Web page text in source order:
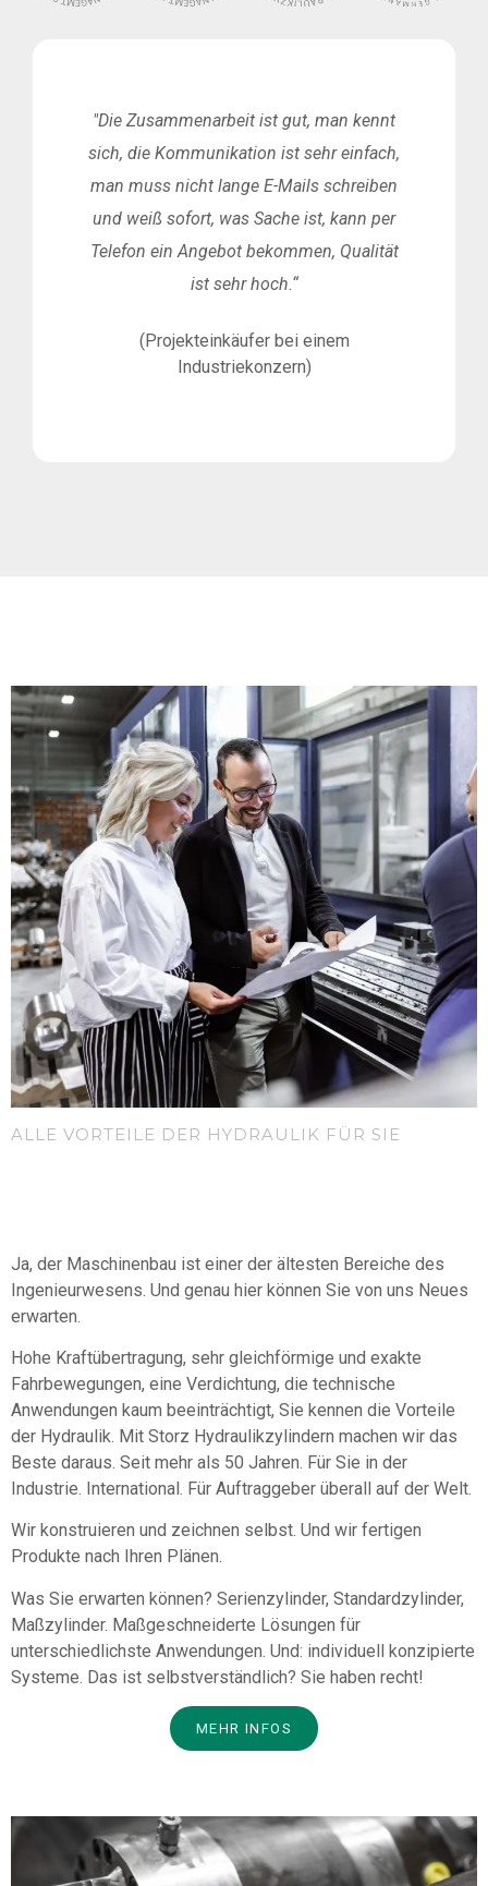
"Die Zusammenarbeit ist gut, man kennt
sich, die Kommunikation ist sehr einfach,
man muss nicht lange E-Mails schreiben
und weiß sofort, was Sache ist, kann per
Telefon ein Angebot bekommen, Qualität
ist sehr hoch.“
(Projekteinkäufer bei einem
Industriekonzern)
ALLE VORTEILE DER HYDRAULIK FÜR SIE
Ja, der Maschinenbau ist einer der ältesten Bereiche des
Ingenieurwesens. Und genau hier können Sie von uns Neues
erwarten.
Hohe Kraftübertragung, sehr gleichförmige und exakte
Fahrbewegungen, eine Verdichtung, die technische
Anwendungen kaum beeinträchtigt, Sie kennen die Vorteile
der Hydraulik. Mit Storz Hydraulikzylindern machen wir das
Beste daraus. Seit mehr als 50 Jahren. Für Sie in der
Industrie. International. Für Auftraggeber überall auf der Welt.
Wir konstruieren und zeichnen selbst. Und wir fertigen
Produkte nach Ihren Plänen.
Was Sie erwarten können? Serienzylinder, Standardzylinder,
Maßzylinder. Maßgeschneiderte Lösungen für
unterschiedlichste Anwendungen. Und: individuell konzipierte
Systeme. Das ist selbstverständlich? Sie haben recht!
MEHR INFOS